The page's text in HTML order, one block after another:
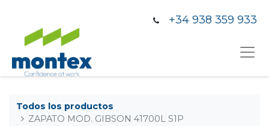
+34 938 359 933
Todos los productos
ZAPATO MOD. GIBSON 41700L S1P